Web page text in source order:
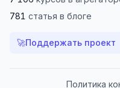
781 статья в блоге
🚀Поддержать проект
Политика